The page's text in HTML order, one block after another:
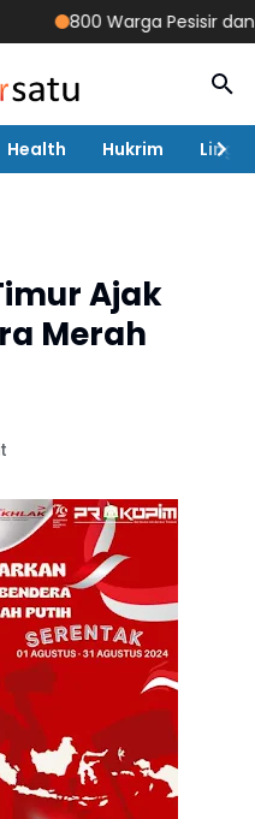
800 Warga Pesisir dan
Health Hukrim
Ajak
Merah